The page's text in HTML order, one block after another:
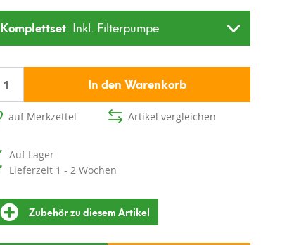
Komplettset: Inkl. Filterpumpe
In den Warenkorb
auf Merkzettel Artikel vergleichen
auf Lager
Lieferzeit 1 - 2 Wochen
Zubehör zu diesem Artikel